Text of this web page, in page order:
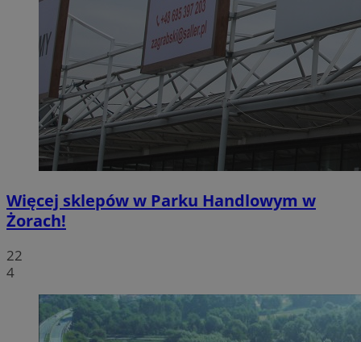
Więcej sklepów w Parku Handlowym w
Żorach!
22
4